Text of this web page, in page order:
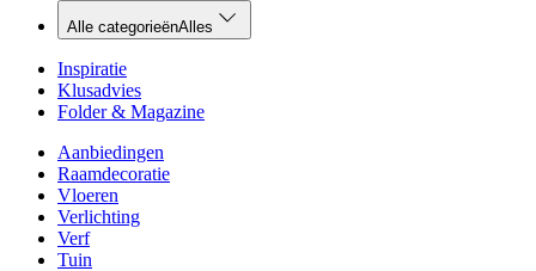
Alle categorieënAlles
Inspiratie
Klusadvies
Folder & Magazine
Aanbiedingen
Raamdecoratie
Vloeren
Verlichting
Verf
Tuin